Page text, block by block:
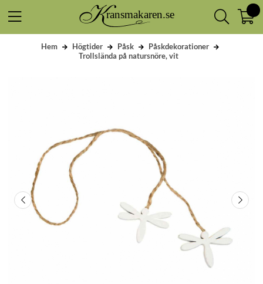
Hem Högtider Påsk
Påskdekorationer
Trollslända på natursnöre, vit